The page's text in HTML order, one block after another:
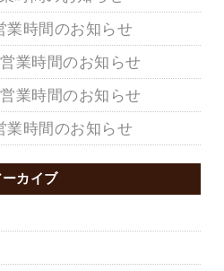
業時間のお知らせ
業時間のお知らせ
業時間のお知らせ
業時間のお知らせ
ーカイブ